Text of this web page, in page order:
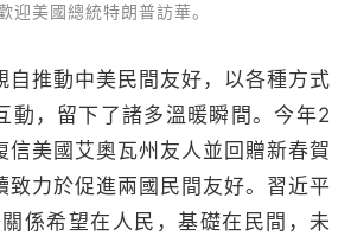
迎美國總統特朗普訪華。
推動中美民間友好，以各種方式
動，留下了諸多溫暖瞬間。今年2
信美國艾奧瓦州友人並回贈新春賀
致力於促進兩國民間友好。習近平
係希望在人民，基礎在民間，未